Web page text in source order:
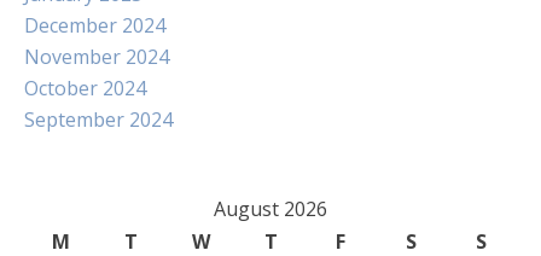
December 2024
November 2024
October 2024
September 2024
August 2026
M
T W T F S
S